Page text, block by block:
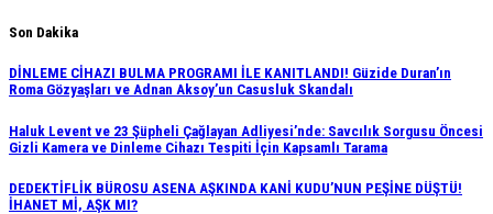
Skip
to
content
Son Dakika
DİNLEME CİHAZI BULMA PROGRAMI İLE KANITLANDI! Güzide Duran’ın
Roma Gözyaşları ve Adnan Aksoy’un Casusluk Skandalı
Haluk Levent ve 23 Şüpheli Çağlayan Adliyesi’nde: Savcılık Sorgusu Öncesi
Gizli Kamera ve Dinleme Cihazı Tespiti İçin Kapsamlı Tarama
DEDEKTİFLİK BÜROSU ASENA AŞKINDA KANİ KUDU’NUN PEŞİNE DÜŞTÜ!
İHANET Mİ, AŞK MI?